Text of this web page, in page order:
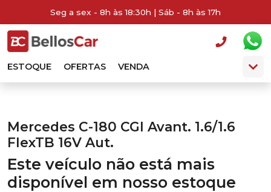
Seg a sex - 8h às 18:30h | Sáb - 8h às 17h
ESTOQUE OFERTAS VENDA
Mercedes C-180 CGI Avant. 1.6/1.6
FlexTB 16V Aut.
Este veículo não está mais
disponível em nosso estoque